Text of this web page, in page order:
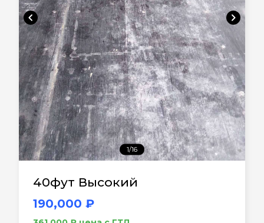
chevron_left chevron_right
1/16
40фут Высокий
190,000 ₽